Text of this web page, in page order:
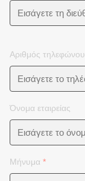
Αριθμός τηλεφώνου
Όνομα εταιρείας
Μήνυμα *